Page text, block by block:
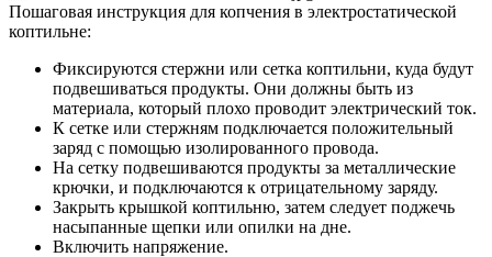
Пошаговая инструкция для копчения в электростатической
коптильне:
Фиксируются стержни или сетка коптильни, куда будут
подвешиваться продукты. Они должны быть из
материала, который плохо проводит электрический ток.
К сетке или стержням подключается положительный
заряд с помощью изолированного провода.
На сетку подвешиваются продукты за металлические
крючки, и подключаются к отрицательному заряду.
Закрыть крышкой коптильню, затем следует поджечь
насыпанные щепки или опилки на дне.
Включить напряжение.